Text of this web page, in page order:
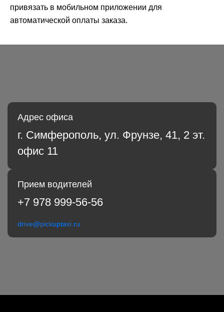
привязать в мобильном приложении для
автоматической оплаты заказа.
Адрес офиса
г. Симферополь, ул. Фрунзе, 41, 2 эт.
офис 11
Прием водителей
+7 978 999-56-56
drive@pickuptaxi.ru